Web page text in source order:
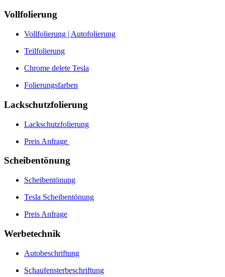
Vollfolierung
Vollfolierung | Autofolierung
Teilfolierung
Chrome delete Tesla
Folierungsfarben
Lackschutzfolierung
Lackschutzfolierung
Preis Anfrage
Scheibentönung
Scheibentönung
Tesla Scheibentönung
Preis Anfrage
Werbetechnik
Autobeschriftung
Schaufensterbeschriftung